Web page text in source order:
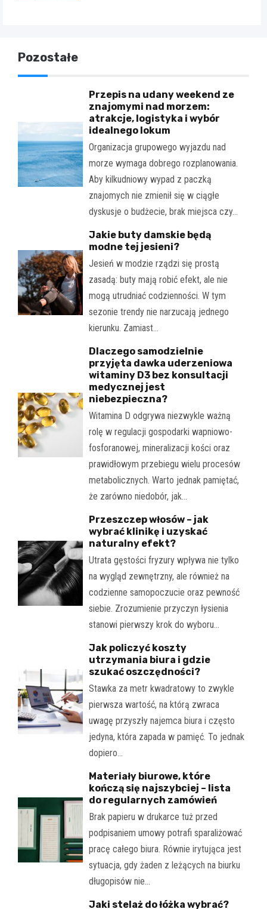
Pozostałe
Przepis na udany weekend ze
znajomymi nad morzem:
atrakcje, logistyka i wybór
idealnego lokum
Organizacja grupowego wyjazdu nad
morze wymaga dobrego rozplanowania.
Aby kilkudniowy wypad z paczką
znajomych nie zmienił się w ciągłe
dyskusje o budżecie, brak miejsca czy…
Jakie buty damskie będą
modne tej jesieni?
Jesień w modzie rządzi się prostą
zasadą: buty mają robić efekt, ale nie
mogą utrudniać codzienności. W tym
sezonie trendy nie narzucają jednego
kierunku. Zamiast…
Dlaczego samodzielnie
przyjęta dawka uderzeniowa
witaminy D3 bez konsultacji
medycznej jest
niebezpieczna?
Witamina D odgrywa niezwykle ważną
rolę w regulacji gospodarki wapniowo-
fosforanowej, mineralizacji kości oraz
prawidłowym przebiegu wielu procesów
metabolicznych. Warto jednak pamiętać,
że zarówno niedobór, jak…
Przeszczep włosów – jak
wybrać klinikę i uzyskać
naturalny efekt?
Utrata gęstości fryzury wpływa nie tylko
na wygląd zewnętrzny, ale również na
codzienne samopoczucie oraz pewność
siebie. Zrozumienie przyczyn łysienia
stanowi pierwszy krok do wyboru…
Jak policzyć koszty
utrzymania biura i gdzie
szukać oszczędności?
Stawka za metr kwadratowy to zwykle
pierwsza wartość, na którą zwraca
uwagę przyszły najemca biura i często
jedyna, która zapada w pamięć. To jednak
dopiero…
Materiały biurowe, które
kończą się najszybciej – lista
do regularnych zamówień
Brak papieru w drukarce tuż przed
podpisaniem umowy potrafi sparaliżować
pracę całego biura. Równie irytująca jest
sytuacja, gdy żaden z leżących na biurku
długopisów nie…
Jaki stelaż do łóżka wybrać?